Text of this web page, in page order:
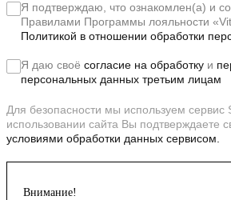
Я подтверждаю, что ознакомлен(а) и
Правилами Программы лояльности
Политикой в отношении обработки
Я даю своё согласие на обработку и
персональных данных третьим лицам
Для безопасности мы используем сервис
использовании сайта Вы подтверждаете
условиями обработки данных сервисом.
Внимание!